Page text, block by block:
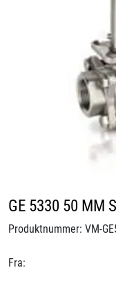
GE 5330 50 MM
Produktnummer: VM-
Fra:
Om oss